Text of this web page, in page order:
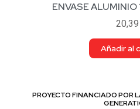
ENVASE
20,39
Añadir al
PROYECTO FINANCIADO POR